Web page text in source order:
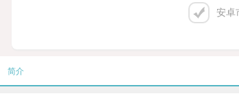
安卓
简介